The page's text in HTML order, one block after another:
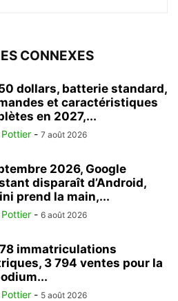
CONNEXES
dollars, batterie standard,
et caractéristiques
en 2027,...
- 7 août 2026
2026, Google
disparaît d’Android,
prend la main,...
- 6 août 2026
immatriculations
3 794 ventes pour la
- 5 août 2026